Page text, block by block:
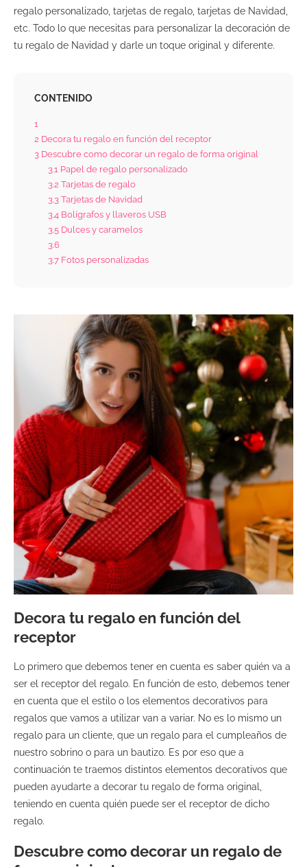
regalo personalizado, tarjetas de regalo, tarjetas de Navidad,
etc. Todo lo que necesitas para personalizar la decoración de
tu regalo de Navidad y darle un toque original y diferente.
CONTENIDO
1
2 Decora tu regalo en función del receptor
3 Descubre como decorar un regalo de forma original
3.1 Papel de regalo personalizado
3.2 Tarjetas de regalo
3.3 Tarjetas de Navidad
3.4 Bolígrafos y llaveros USB
3.5Dulces y caramelos
3.6
3.7Fotos personalizadas
Decora tu regalo en función del
receptor
Lo primero que debemos tener en cuenta es saber quién va a
ser el receptor del regalo. En función de esto, debemos tener
en cuenta que el estilo o los elementos decorativos para
regalos que vamos a utilizar van a variar. No es lo mismo un
regalo para un cliente, que un regalo para el cumpleaños de
nuestro sobrino o para un bautizo. Es por eso que a
continuación te traemos distintos elementos decorativos que
pueden ayudarte a decorar tu regalo de forma original,
teniendo en cuenta quién puede ser el receptor de dicho
regalo.
Descubre como decorar un regalo de